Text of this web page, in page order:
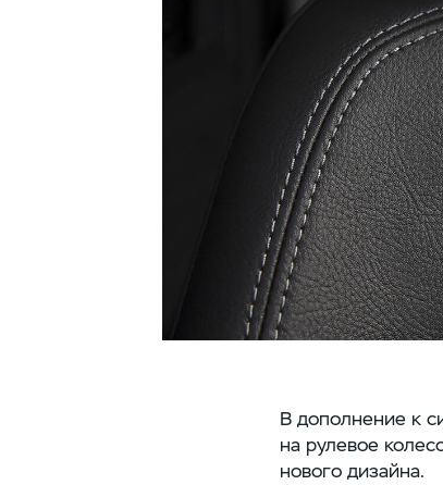
В дополнение к
на рулевое
нового дизайна.